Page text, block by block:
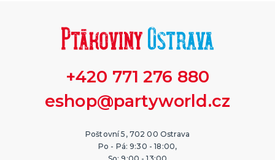
+420 771 276 880
eshop@partyworld.cz
Poštovní 5, 702 00 Ostrava
Po - Pá: 9:30 - 18:00,